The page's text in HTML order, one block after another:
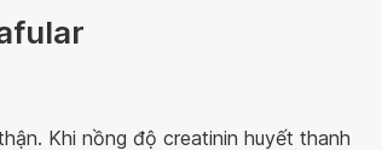
Khi nồng độ creatinin huyết thanh